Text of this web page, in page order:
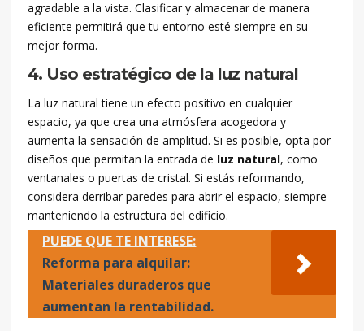
agradable a la vista. Clasificar y almacenar de manera
eficiente permitirá que tu entorno esté siempre en su
mejor forma.
4. Uso estratégico de la luz natural
La luz natural tiene un efecto positivo en cualquier
espacio, ya que crea una atmósfera acogedora y
aumenta la sensación de amplitud. Si es posible, opta por
diseños que permitan la entrada de luz natural, como
ventanales o puertas de cristal. Si estás reformando,
considera derribar paredes para abrir el espacio, siempre
manteniendo la estructura del edificio.
PUEDE QUE TE INTERESE:
Reforma para alquilar:
Materiales duraderos que
aumentan la rentabilidad.